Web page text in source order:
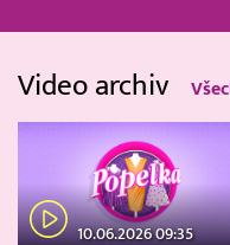
Video archiv
10.06.2026 09:35